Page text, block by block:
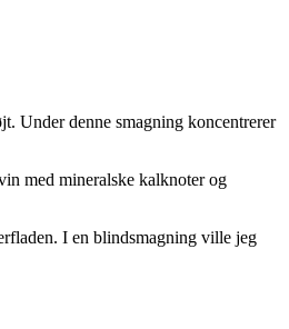
Under denne smagning koncentrerer
med mineralske kalknoter og
I en blindsmagning ville jeg